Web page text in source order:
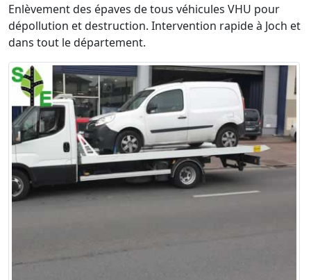
Enlèvement des épaves de tous véhicules VHU pour
dépollution et destruction. Intervention rapide à Joch et
dans tout le département.